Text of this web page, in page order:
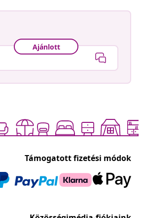
Ajánlott
Támogatott fizetési módok